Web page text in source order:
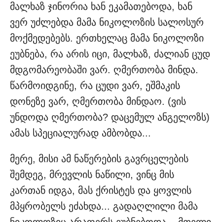
მალხაზ ჯინორია ხან ეკამათებოდა, ხან
ვერ უძლებდა მამა ნიკოლოზის სალოსურ
მოქმედებებს. ერთხელაც მამა ნიკოლოზი
ეუბნება, რა არის იცი, მალხაზ, ძალიან ცუდ
მდგომარეობაში ვარ. ღმერთობა მინდა.
წარმოიდგინე, რა ცუდი ვარ, ეშმაკის
დონეზე ვარ, ღმერთობა მინდაო. (ვის
უნდოდა ღმერთობა? დაცემულ ანგელოზს)
ამას სპეციალურად ამბობდა...
მერე, მისი ამ ნაწერების გავრცელების
შემდეგ, მრევლის ნაწილი, ვინც მის
კართან იდგა, მას ქრისტეს და ყოვლის
მპყრობელს ეძახდა... გადაღლილი მამა